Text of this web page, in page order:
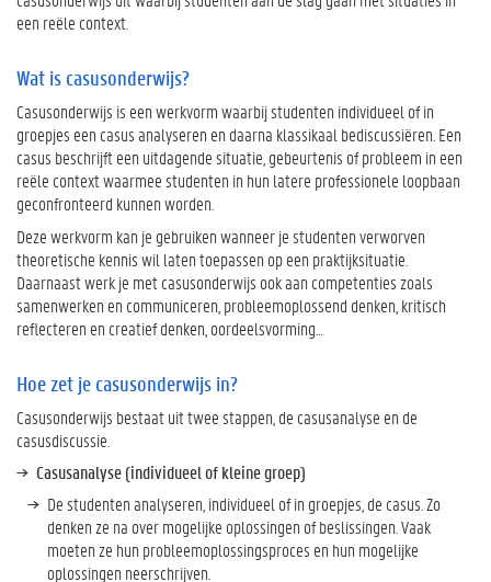
c
a
u
o
n
d
e
r
w
i
j
s
?
H
o
e
e
t
j
e
c
een reële context.
Wat is casusonderwijs?
Casusonderwijs is een werkvorm waarbij studenten individueel of in
groepjes een casus analyseren en daarna klassikaal bediscussiëren. Een
casus beschrijft een uitdagende situatie, gebeurtenis of probleem in een
reële context waarmee studenten in hun latere professionele loopbaan
geconfronteerd kunnen worden.
Deze werkvorm kan je gebruiken wanneer je studenten verworven
theoretische kennis wil laten toepassen op een praktijksituatie.
Daarnaast werk je met casusonderwijs ook aan competenties zoals
samenwerken en communiceren, probleemoplossend denken, kritisch
reflecteren en creatief denken, oordeelsvorming…
Hoe zet je casusonderwijs in?
Casusonderwijs bestaat uit twee stappen, de casusanalyse en de
casusdiscussie.
Casusanalyse (individueel of kleine groep)
De studenten analyseren, individueel of in groepjes, de casus. Zo
denken ze na over mogelijke oplossingen of beslissingen. Vaak
moeten ze hun probleemoplossingsproces en hun mogelijke
oplossingen neerschrijven.